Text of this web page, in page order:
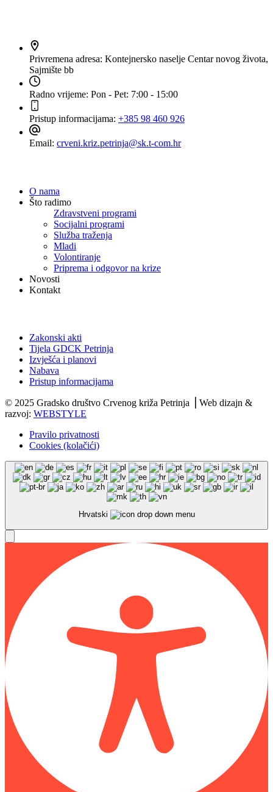
Privremena adresa: Kontejnersko naselje Centar novog života,
Sajmište bb
Radno vrijeme: Pon - Pet: 7:00 - 15:00
Pristup informacijama: +385 98 460 926
Email: crveni.kriz.petrinja@sk.t-com.hr
O nama
Što radimo
Zdravstveni programi
Socijalni programi
Služba traženja
Mladi
Volontiranje
Priprema i odgovor na krize
Novosti
Kontakt
Zakonski akti
Tijela GDCK Petrinja
Izvješća i planovi
Nabava
Pristup informacijama
© 2025 Gradsko društvo Crvenog križa Petrinja ⎟ Web dizajn &
razvoj: WEBSTYLE
Pravilo privatnosti
Cookies (kolačići)
Hrvatski